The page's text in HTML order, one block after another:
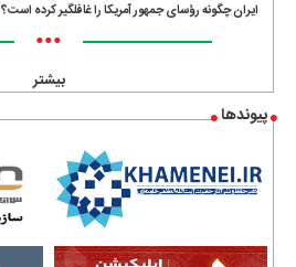
ایران چگونه رؤسای جمهور آمریکا را غافلگیر کرده است؟
•••
بیشتر
پیوندها